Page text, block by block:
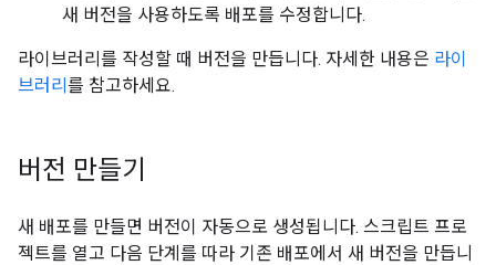
새 버전을 사용하도록 배포를 수정합니다.
라이브러리를 작성할 때 버전을 만듭니다. 자세한 내용은 라이
브러리 를 참고하세요.
버전 만들기
새 배포를 만들면 버전이 자동으로 생성됩니다. 스크립트 프로
젝트를 열고 다음 단계를 따라 기존 배포에서 새 버전을 만듭니